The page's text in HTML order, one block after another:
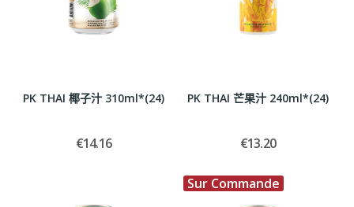
PK THAI 椰子汁 310ml*(24)
€14.16
PK THAI 芒果汁 240ml*(24)
€13.20
Sur Commande